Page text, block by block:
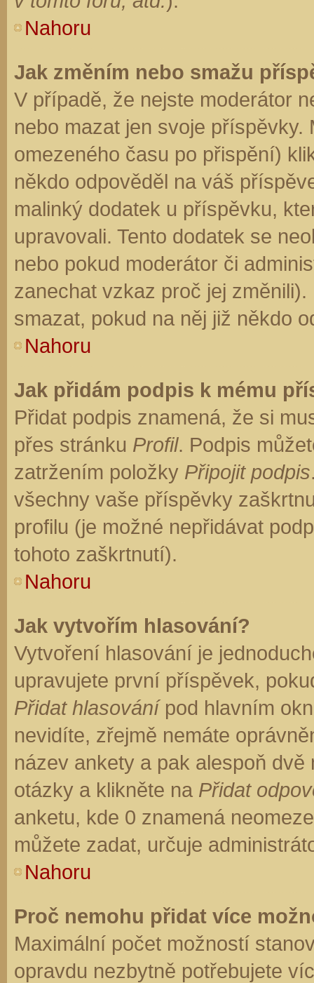
Nahoru
Jak změním nebo smažu
V případě, že nejste moderátor
nebo mazat jen svoje
omezeného času po přispění)
někdo odpověděl na váš
malinký dodatek u příspěvku,
upravovali. Tento dodatek se
nebo pokud moderátor či
zanechat vzkaz proč jej
smazat, pokud na něj již někdo
Nahoru
Jak přidám podpis k mému
Přidat podpis znamená, že si
přes stránku Profil. Podpis
zatržením položky Připojit podpis
všechny vaše příspěvky
profilu (je možné nepřidávat
tohoto zaškrtnutí).
Nahoru
Jak vytvořím hlasování?
Vytvoření hlasování je
upravujete první příspěvek,
Přidat hlasovánípod hlavním
nevidíte, zřejmě nemáte
název ankety a pak alespoň
otázky a klikněte na Přidat
anketu, kde 0 znamená
můžete zadat, určuje
Nahoru
Proč nemohu přidat více
Maximální počet možností
opravdu nezbytně potřebujete